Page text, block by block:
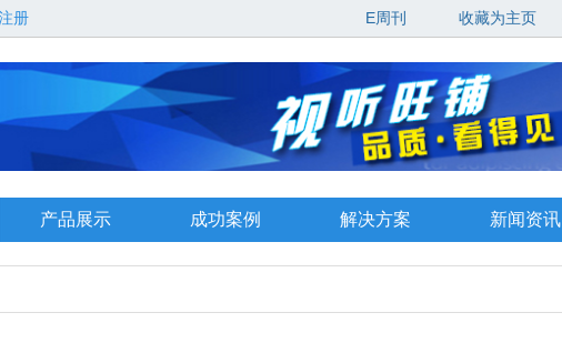
册 E周刊 收藏为主页
产品展示 成功案例 解决方案 新闻资讯